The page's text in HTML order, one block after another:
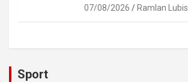
07/08/2026 Ramlan Lubis
Sport